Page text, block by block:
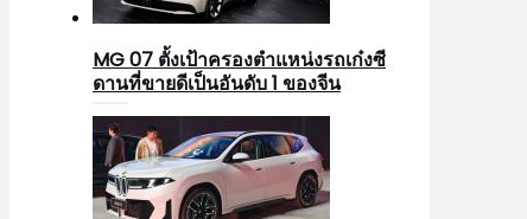
MG 07 ตั้งเป้าครองตำแหน่งรถเก๋งซี
ดานที่ขายดีเป็นอันดับ 1 ของจีน